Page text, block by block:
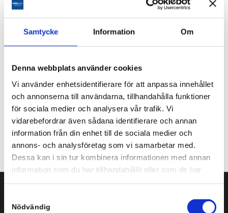
Samtycke Information Om
Denna webbplats använder cookies
Vi använder enhetsidentifierare för att anpassa innehållet
och annonserna till användarna, tillhandahålla funktioner
för sociala medier och analysera vår trafik. Vi
vidarebefordrar även sådana identifierare och annan
information från din enhet till de sociala medier och
annons- och analysföretag som vi samarbetar med.
Dessa kan i sin tur kombinera informationen med annan
information som du har tillhandahållit eller som de har
Nödvändig
Lördagen den 18 juli utförs planerat underhåll mellan
cirka kl 04-06. Kortare störningar i driftstjänsterna kan
förekomma.
Share this entry
Svenska Infobyte AB